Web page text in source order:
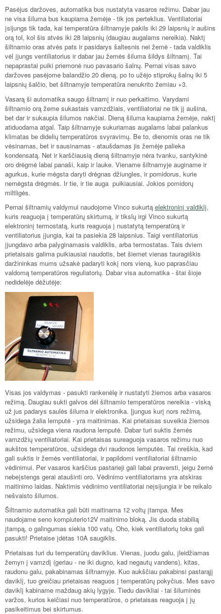
Pasėjus daržoves, automatika bus nustatyta vasaros režimu. Dabar jau
ne visa šiluma bus kaupiama žemėje - tik jos perteklius. Ventiliatoriai
įsijungs tik tada, kai temperatūra šiltnamyje pakils iki 29 laipsnių ir aušins
orą tol, kol šis atvės iki 28 laipsnių (daugiau augalams nereikia). Naktį
šiltnamio oras atvės pats ir pasidarys šaltesnis nei žemė - tada valdiklis
vėl įjungs ventiliatorius ir dabar jau žemės šiluma šildys šiltnamį. Tai
nepaprastai puiki priemonė nuo pavasario šalnų. Pernai visas savo
daržoves pasėjome balandžio 20 dieną, po to užėjo stiprokų šalnų iki 5
laipsnių šalčio, bet šiltnamyje temperatūra nenukrito žemiau +3.
Vasarą ši automatika saugo šiltnamį ir nuo perkaitimo. Varydami
šiltnamio orą žeme sukastais vamzdžiais, ventiliatoriai ne tik jį aušina,
bet dar ir sukaupia šilumos nakčiai. Dieną šiluma kaupiama žemėje, naktį
atiduodama atgal. Taip šiltnamyje sukuriamas augalams labai palankus
klimatas be didelių temperatūros svyravimų. Be to, dienomis oras ne tik
vėsinamas, bet ir sausinamas - ataušdamas jis žemėje palieka
kondensatą. Net ir karščiausią dieną šiltnamyje nėra tvanku, santykinė
oro drėgmė labai panaši, kaip ir lauke. Viename šiltnamyje auginame ir
agurkus, kurie mėgsta daryti drėgnas džiungles, ir pomidorus, kurie
nemėgsta drėgmės. Ir tie, ir tie auga puikiausiai. Jokios pomidorų
miltligės.
Pernai šiltnamių valdymui naudojome Vinco sukurtą elektroninį valdiklį,
kuris reaguoja į temperatūrų skirtumą, ir tikslų irgi Vinco sukurtą
elektroninį termostatą, kuris reaguoja į nustatytą temperatūrą ir
ventiliatorius įjungia, kai ta pasiekia 28 laipsnius. Taigi ventiliatorius
įjungdavo arba palyginamasis valdiklis, arba termostatas. Tais dviem
prietaisais galima puikiausiai naudotis, bet šiemet vienas tauragiškis
daržininkas mums užsakė padaryti kokį nors vieną, kuo paprasčiau
valdomą temperatūros reguliatorių. Dabar visa automatika - štai šioje
nedidelėje dėžutėje:
Visas jos valdymas - pasukti rankenėlę ir nustatyti žiemos arba vasaros
režimą. Daugiau sukti galvos dėl šiltnamio temperatūros nereikia - viską
už jus padarys saulės šiluma ir elektronika. Įjungus kurį nors režimą,
užsidega žalia lemputė - yra maitinimas. Kai prietaisas suveikia žiemos
režimu, užsidega viena raudona lemputė. Dabar turi suktis žemės
vamzdžių ventiliatoriai. Kai prietaisas sureaguoja vasaros režimu nuo
aukštos temperatūros, užsidega dvi raudonos lemputės. Tai nreškia, kad
gali suktis ir žemės ventiliatoriai, ir papildomi ventiliatoriai šiltnamio
vėdinimui. Per vasaros karščius pastarieji gali labai praversti, jeigu žemė
nebeįstengs gerai ataušinti oro. Vėdinimo ventiliatoriams yra atskiras
maitinimo laidas. Naktimis vėdinimo ventiliatoriai neįsijungia ir be reikalo
nešvaisto šilumos.
Šiltnamio automatika gali būti maitinama 12 voltų įtampa. Mes
naudojame seno kompiuterio12V maitinimo bloką. Jis duoda stabilią
įtampą, o galingumas siekia 100 vatų. Oho, kiek ventiliatorių toks gali
pasukti! Prietaise įdėtas 10A saugiklis.
Prietaisas turi du temperatūrų daviklius. Vienas, juodu galu, įleidžiamas
žemyn į vamzdį (geriau - ne iki dugno, kad negautų vandens), kitas,
raudonu galu, pakabinamas šiltnamyje. Kuo aukščiau pakabinsi pastarąjį
daviklį, tuo greičiau prietaisas reaguos į temperatūrų pokyčius. Mes savo
daviklį kabiname maždaug akių lygyje. Tiedu davikliai - tai šiluminės
varžos, kurios keičiasi nuo temperatūros, o prietaisas reaguoja į jų
pasikeitimus bei skirtumus.